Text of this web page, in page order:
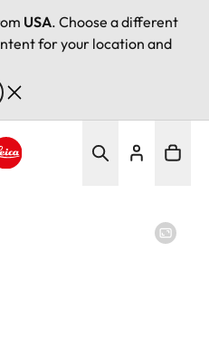
USA. Choose a different
for your location and